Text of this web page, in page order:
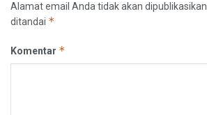
Alamat email Anda tidak akan dipublikasikan.
ditandai *
Komentar *